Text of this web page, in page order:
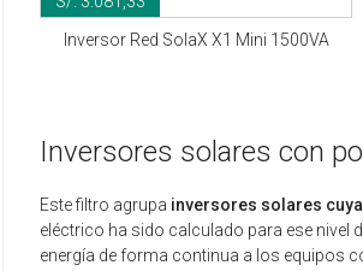
Inversor Red SolaX X1 Mini 1500VA
Inversores solares con
Este filtro agrupa inversores solares
eléctrico ha sido calculado para ese nivel
energía de forma continua a los equipos